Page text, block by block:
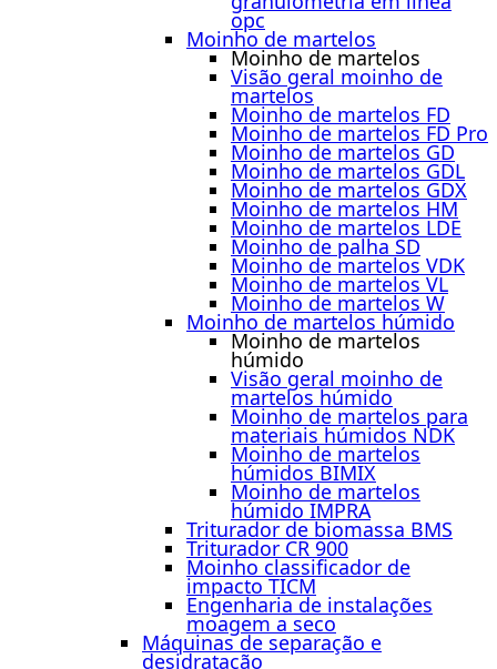
opc
Moinho de martelos
Moinho de martelos
Visão geral moinho de
martelos
Moinho de martelos FD
Moinho de martelos FD Pro
Moinho de martelos GD
Moinho de martelos GDL
Moinho de martelos GDX
Moinho de martelos HM
Moinho de martelos LDE
Moinho de palha SD
Moinho de martelos VDK
Moinho de martelos VL
Moinho de martelos W
Moinho de martelos húmido
Moinho de martelos
húmido
Visão geral moinho de
martelos húmido
Moinho de martelos para
materiais húmidos NDK
Moinho de martelos
húmidos BIMIX
Moinho de martelos
húmido IMPRA
Triturador de biomassa BMS
Triturador CR 900
Moinho classificador de
impacto TICM
Engenharia de instalações
moagem a seco
Máquinas de separação e
desidratação